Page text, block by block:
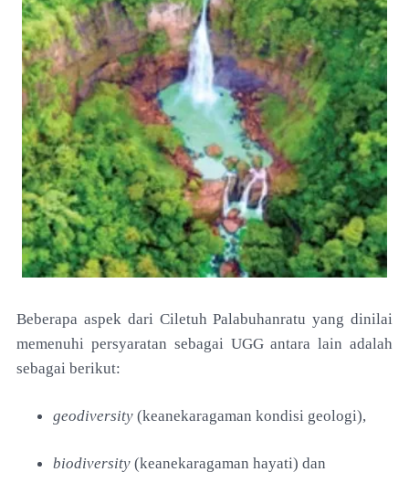
Beberapa aspek dari Ciletuh Palabuhanratu yang dinilai
memenuhi persyaratan sebagai UGG antara lain adalah
sebagai berikut:
geodiversity (keanekaragaman kondisi geologi),
biodiversity (keanekaragaman hayati) dan